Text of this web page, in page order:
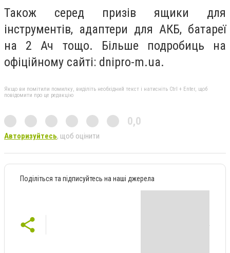
Також серед призів ящики для
інструментів, адаптери для АКБ, батареї
на 2 Ач тощо. Більше подробиць на
офіційному сайті: dnipro-m.ua.
Якщо ви помітили помилку, виділіть необхідний текст і натисніть Ctrl + Enter, щоб
повідомити про це редакцію
0,0
Авторизуйтесь, щоб оцінити
Поділіться та підписуйтесь на наші джерела